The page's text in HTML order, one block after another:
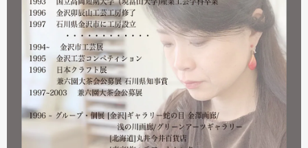
る分につきましては問題ありませんのでご安心ください。
皆様には多大なご心配をおかけしており心苦しいばかりで
はありますが、今後とも紅里工房をどうぞよろしくお願い
いたします。
漆工芸・紅里工房 寺嶋絵里子
2023.02
2月21日から27日まで 仙台三越で開催中の『第22回 金